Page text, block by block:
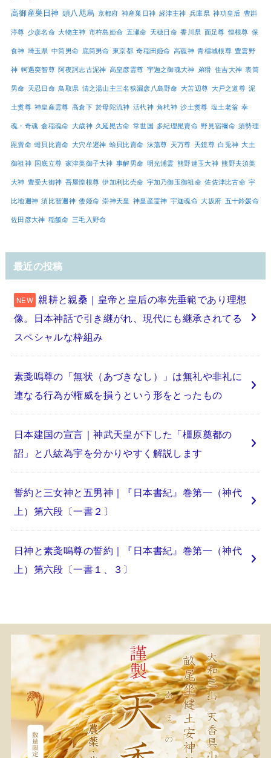
高御産巣日神 頭八咫烏 京都府 神産巣日神 経津主神 兵庫県 神功皇后 豊斟
渟尊 少彦名命 大物主神 市杵島姫命 五瀬命 天穂日命 香川県 面足尊 惶根尊 保
食神 埼玉県 中筒男命 底筒男命 東京都 奇稲田姫命 高龗神 青橿城根尊 豊雲野
神 軻遇突智尊 阿夜訶志古泥神 高皇彦霊尊 宇迦之御魂大神 弟猾 住吉大神 表筒
男命 天忍日命 鳥取県 清之湯山主三名狭漏彦八島野命 大苫辺尊 大戸之道尊 泥
土煑尊 神皇産霊尊 高倉下 於母陀流神 活杙神 角杙神 沙土煑尊 塩土老翁 幸
魂・奇魂 倉稲魂命 大歳神 久延毘古命 常世国 多紀理毘賣命 野見宿禰命 須勢理
毘賣命 蚶貝比賣命 大穴牟遲神 蛤貝比賣命 沫蕩尊 天万尊 天鏡尊 白兎神 大土
御祖神 国底立尊 家津美御子大神 事解男命 明光浦霊 熊野速玉大神 熊野夫須美
大神 豊受大御神 吾屋惶根尊 伊加利比売命 宇加乃御玉御祖命 佐佐津比古命 宇
比地邇神 須比智邇神 倭姫命 崇神天皇 神皇産霊神 宇迦魂命 大坂府 五十鈴媛命
佐田彦大神 稲飯命 三毛入野命
最近の投稿
親耕と親桑｜皇帝と皇后の率先垂範であり理想
像。日本神話で引き継がれ、現代にも継承されてる
スペシャルな枠組み
素戔嗚尊の「無状（あづきなし）」は無礼や非礼に
連なる行為が権威を損うという形をとったもの
日本建国の宣言｜神武天皇が下した「橿原奠都の
詔」と八紘為宇を分かりやすく解説します
誓約と三女神と五男神｜『日本書紀』巻第一（神代
上）第六段〔一書２〕
日神と素戔嗚尊の誓約｜『日本書紀』巻第一（神代
上）第六段〔一書１、３〕